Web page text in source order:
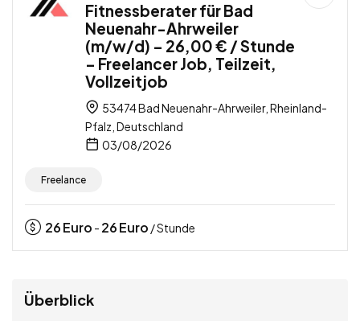
Fitnessberater für Bad
Neuenahr-Ahrweiler
(m/w/d) – 26,00 € / Stunde
– Freelancer Job, Teilzeit,
Vollzeitjob
53474 Bad Neuenahr-Ahrweiler, Rheinland-
Pfalz, Deutschland
03/08/2026
Freelance
26Euro - 26Euro / Stunde
Überblick